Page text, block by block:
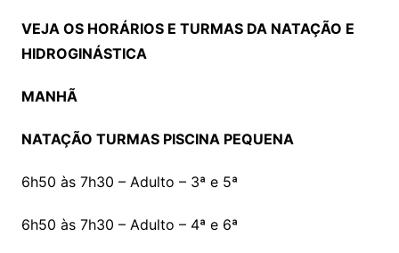
VEJA OS HORÁRIOS E TURMAS DA NATAÇÃO E
HIDROGINÁSTICA
MANHÃ
NATAÇÃO TURMAS PISCINA PEQUENA
6h50 às 7h30 – Adulto – 3ª e 5ª
6h50 às 7h30 – Adulto – 4ª e 6ª